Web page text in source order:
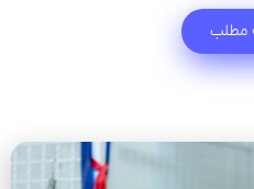
مطلب